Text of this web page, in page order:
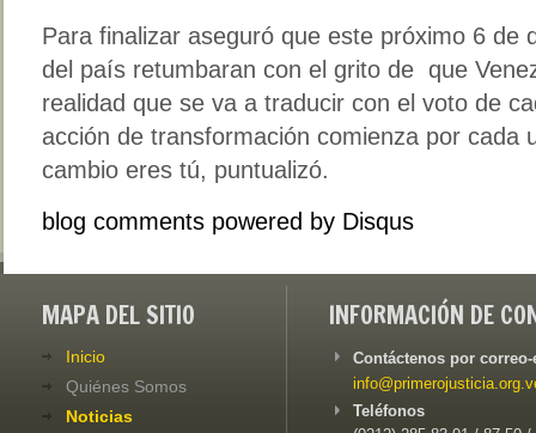
Para finalizar aseguró que este próximo 6 de
del país retumbaran con el grito de que
realidad que se va a traducir con el voto de
acción de transformación comienza por cada
cambio eres tú, puntualizó.
blog comments powered by Disqus
MAPA DEL SITIO
Inicio
Quiénes Somos
Noticias
INFORMACIÓN DE
Contáctenos por
Teléfonos